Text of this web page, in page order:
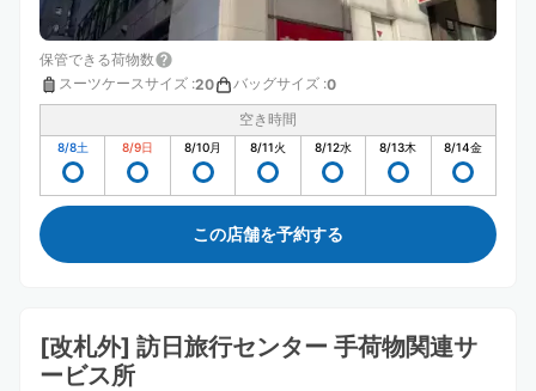
保管できる荷物数
スーツケースサイズ :20 バッグサイズ :0
空き時間
8/8土 8/9日 8/10月 8/11火 8/12水 8/13木 8/14金
この店舗を予約する
[改札外] 訪日旅行センター 手荷物関連サ
ービス所